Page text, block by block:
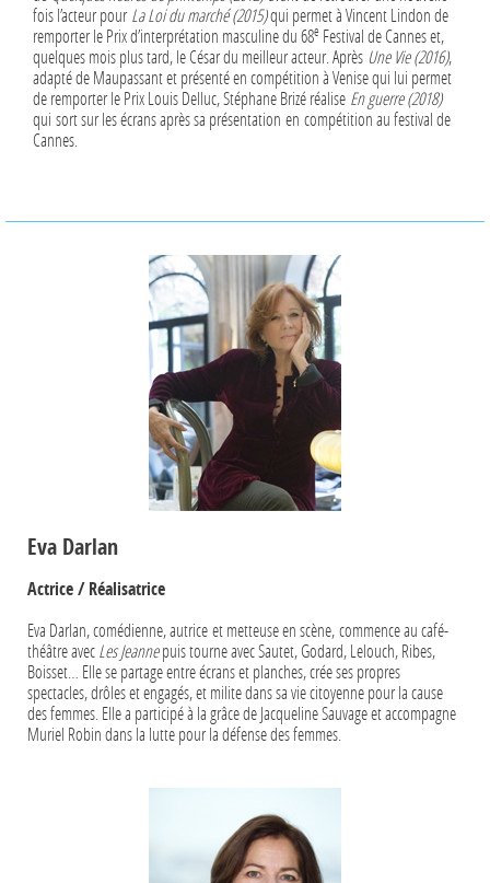
fois l’acteur pourLa Loi du marché (2015)qui permet à Vincent Lindon de
remporter le Prix d’interprétation masculine du 68e Festival de Cannes et,
quelques mois plus tard, le César du meilleur acteur. Après Une Vie (2016),
adapté de Maupassant et présenté en compétition à Venise qui lui permet
de remporter le Prix Louis Delluc, Stéphane Brizé réalise En guerre (2018)
qui sort sur les écrans après sa présentation en compétition au festival de
Cannes.
Eva Darlan
Actrice / Réalisatrice
Eva Darlan, comédienne, autrice et metteuse en scène, commence au café-
théâtre avecLes Jeannepuis tourne avec Sautet, Godard, Lelouch, Ribes,
Boisset… Elle se partage entre écrans et planches, crée ses propres
spectacles, drôles et engagés, et milite dans sa vie citoyenne pour la cause
des femmes. Elle a participé à la grâce de Jacqueline Sauvage et accompagne
Muriel Robin dans la lutte pour la défense des femmes.